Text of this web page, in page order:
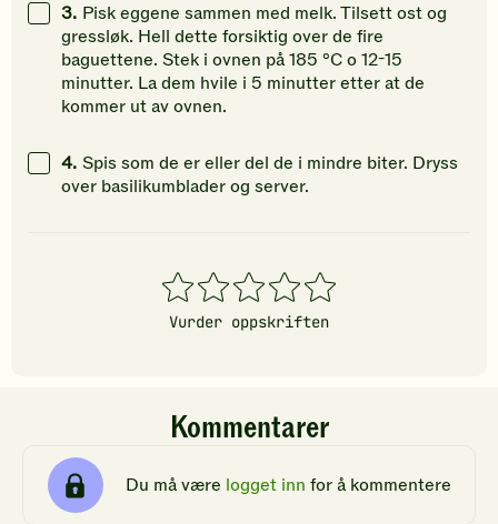
3. Pisk eggene sammen med melk. Tilsett ost og
gressløk. Hell dette forsiktig over de fire
baguettene. Stek i ovnen på 185 °C o 12-15
minutter. La dem hvile i 5 minutter etter at de
kommer ut av ovnen.
4. Spis som de er eller del de i mindre biter. Dryss
over basilikumblader og server.
1
stjerner
2
stjerner
3
stjerner
4
stjerner
5
stjerner
Vurder oppskriften
Kommentarer
Du må være logget inn for å kommentere